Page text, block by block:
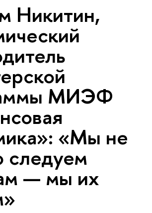
Никитин,
МИЭФ
«Мы не
следуем
— мы их